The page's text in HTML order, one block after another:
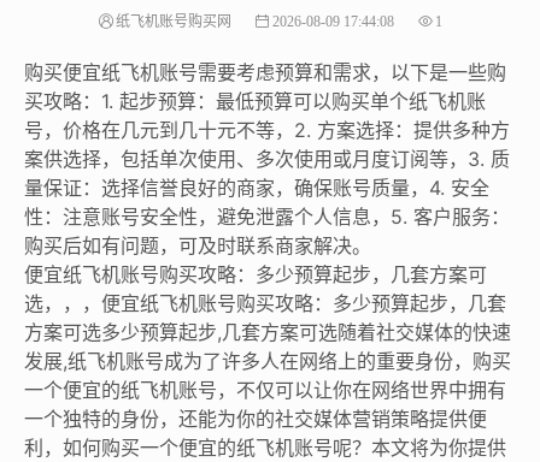
纸飞机账号购买网 2026-08-09 17:44:08 1
购买便宜纸飞机账号需要考虑预算和需求，以下是一些购
买攻略：1. 起步预算：最低预算可以购买单个纸飞机账
号，价格在几元到几十元不等，2. 方案选择：提供多种方
案供选择，包括单次使用、多次使用或月度订阅等，3. 质
量保证：选择信誉良好的商家，确保账号质量，4. 安全
性：注意账号安全性，避免泄露个人信息，5. 客户服务：
购买后如有问题，可及时联系商家解决。
便宜纸飞机账号购买攻略：多少预算起步，几套方案可
选，，，便宜纸飞机账号购买攻略：多少预算起步，几套
方案可选多少预算起步,几套方案可选随着社交媒体的快速
发展,纸飞机账号成为了许多人在网络上的重要身份，购买
一个便宜的纸飞机账号，不仅可以让你在网络世界中拥有
一个独特的身份，还能为你的社交媒体营销策略提供便
利，如何购买一个便宜的纸飞机账号呢？本文将为你提供